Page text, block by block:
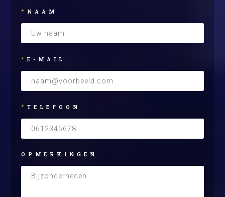
* NAAM
* E-MAIL
* TELEFOON
OPMERKINGEN